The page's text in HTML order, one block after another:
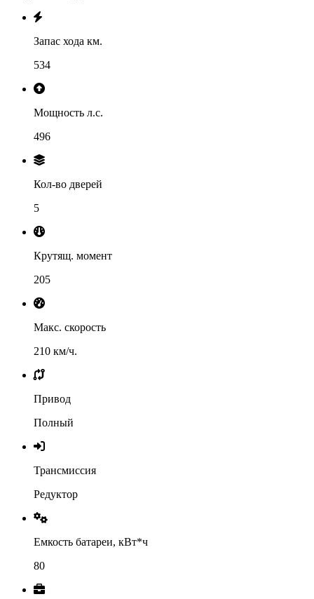
Запас хода км.
534
Мощность л.с.
496
Кол-во дверей
5
Крутящ. момент
205
Макс. скорость
210 км/ч.
Привод
Полный
Трансмиссия
Редуктор
Емкость батареи, кВт*ч
80